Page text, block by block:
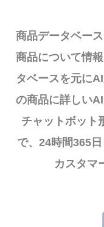
商品データベー
商品について情
タベースを元に
の商品に詳しい
チャットボット
で、24時間365
カスタマ